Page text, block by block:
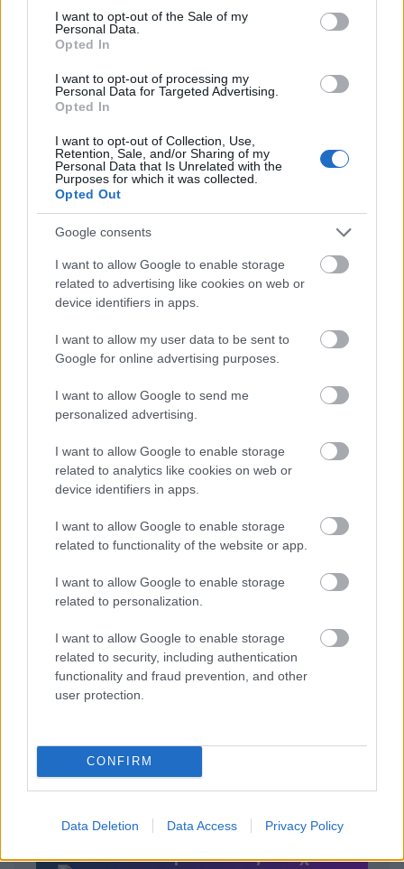
consent section.
I want to opt-out of the Sale of my
Personal Data.
Opted In
I want to opt-out of processing my
Personal Data for Targeted Advertising.
Opted In
I want to opt-out of Collection, Use,
Retention, Sale, and/or Sharing of my
Personal Data that Is Unrelated with the
Purposes for which it was collected.
Opted Out
Google consents
I want to allow Google to enable storage
related to advertising like cookies on web or
device identifiers in apps.
I want to allow my user data to be sent to
Google for online advertising purposes.
I want to allow Google to send me
personalized advertising.
I want to allow Google to enable storage
related to analytics like cookies on web or
device identifiers in apps.
I want to allow Google to enable storage
related to functionality of the website or app.
I want to allow Google to enable storage
related to personalization.
I want to allow Google to enable storage
related to security, including authentication
functionality and fraud prevention, and other
user protection.
CONFIRM
Data Deletion Data Access Privacy Policy
όρασή του και οι γιατροί εκτιμούν ότι θα
αναρρώσει πλήρως
ΤΙ ΔΙΑΒΑΖΕΤΑΙ
Το αντικείμενο που δεν πρέπει ποτέ να
αφήνετε στο κάθισμα του αυτοκινήτου -
Σοβαρός κίνδυνος να μετατραπεί σε «βλήμα»
Ο πιο σημαντικός ποταμός της Ευρώπης
στερεύει: Τι σημαίνει για καύσιμα, τιμές και
Μαθητής 6ης Δημοτικού δημιούργησε
σκυρόδεμα που απορροφά τη βροχή και
μειώνει τις πλημμύρες
ΔΙΑΒΑΣΕ ΑΚΟΜΗ:
μέσα σε 4 χρόνια: Το εντυπωσιακό αποτέλεσμα
ο δρόμος χτίστηκε γύρω από το σπίτι του
Κίνα: Γυναίκα κοιμάται με ανοιχτά μάτια μετά από
αποτυχημένη πλαστική και της επιβλήθηκε πρόστιμο
Για να προσθέσεις το σχόλιο